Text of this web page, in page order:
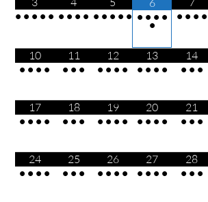
• • • • • • • • • • • • • •
6
• • • •
•
• • • •
10
• • • •
11
• • •
12
• • • •
13
• • • •
14
• • •
17
• • • •
18
• • •
19
• • • •
20
• • • •
21
• • •
24
• • • •
25
• • •
26
• • • •
27
• • • •
28
• • •